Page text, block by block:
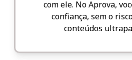
com ele. No Aprova,
confiança, sem o
conteúdos